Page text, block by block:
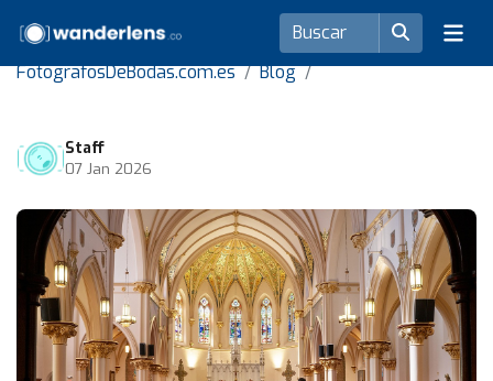
FotografosDeBodas.com.es Blog
Staff
07 Jan 2026